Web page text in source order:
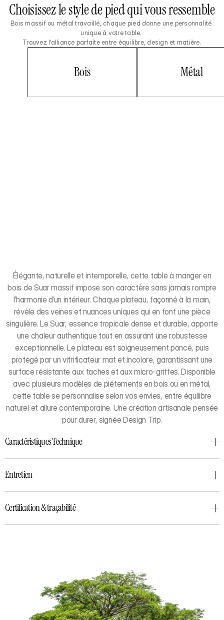
Élégante, naturelle et intemporelle, cette table à manger en
bois de Suar massif impose son caractère sans jamais rompre
l’harmonie d’un intérieur. Chaque plateau, façonné à la main,
révèle des veines et nuances uniques qui en font une pièce
singulière. Le Suar, essence tropicale dense et durable, apporte
une chaleur authentique tout en assurant une robustesse
exceptionnelle. Le plateau est soigneusement poncé, puis
protégé par un vitrificateur mat et incolore, garantissant une
surface résistante aux taches et aux micro-griffes. Disponible
avec plusieurs modèles de piétements en bois ou en métal,
cette table se personnalise selon vos envies, entre équilibre
naturel et allure contemporaine. Une création artisanale pensée
pour durer, signée Design Trip.
Caractéristiques Technique
Entretien
Certification & traçabilité
Choisissez le style de pied qui vous ressemble
Bois massif ou métal travaillé, chaque pied donne une personnalité
unique à votre table.
Trouvez l’alliance parfaite entre équilibre, design et matière.
Bois Métal